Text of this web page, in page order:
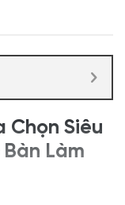
Chọn Siêu
Làm